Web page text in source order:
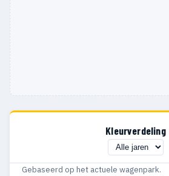
Kleurverdeling
Gebaseerd op het actuele wagenpark.